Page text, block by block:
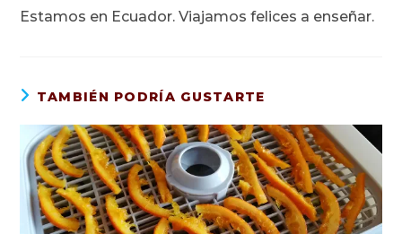
Estamos en Ecuador. Viajamos felices a enseñar.
TAMBIÉN PODRÍA GUSTARTE